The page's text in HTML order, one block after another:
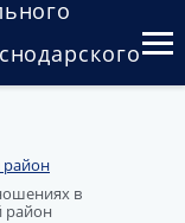
в
район